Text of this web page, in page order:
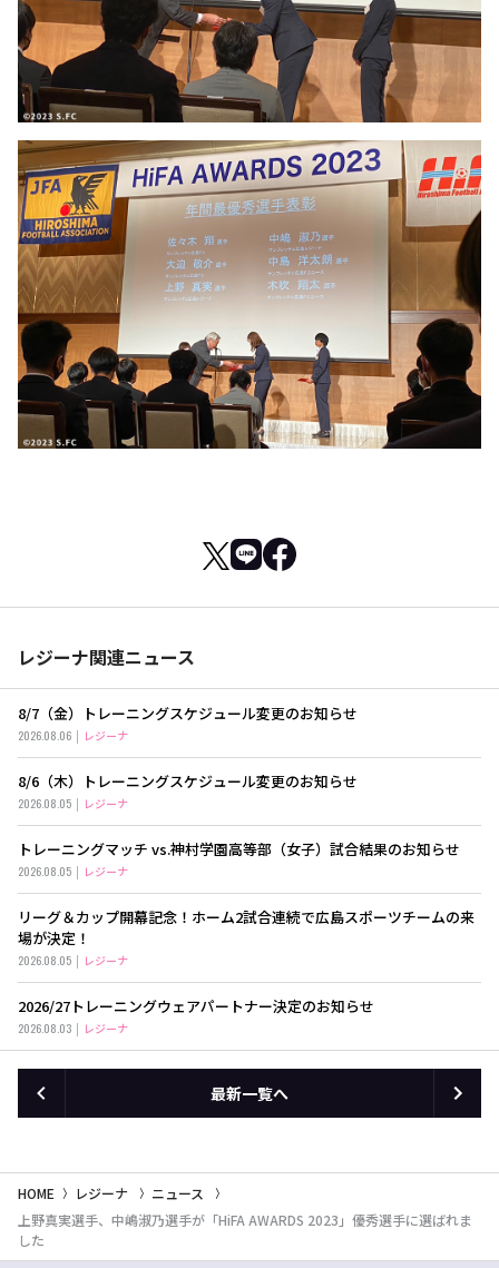
レジーナ関連ニュース
8/7（金）トレーニングスケジュール変更のお知らせ
2026.08.06 レジーナ
8/6（木）トレーニングスケジュール変更のお知らせ
2026.08.05 レジーナ
トレーニングマッチ vs.神村学園高等部（女子）試合結果のお知らせ
2026.08.05 レジーナ
リーグ＆カップ開幕記念！ホーム2試合連続で広島スポーツチームの来
場が決定！
2026.08.05 レジーナ
2026/27トレーニングウェアパートナー決定のお知らせ
2026.08.03 レジーナ
最新一覧へ
HOME レジーナ
ニュース
上野真実選手、中嶋淑乃選手が「HiFA AWARDS 2023」優秀選手に選ばれま
した